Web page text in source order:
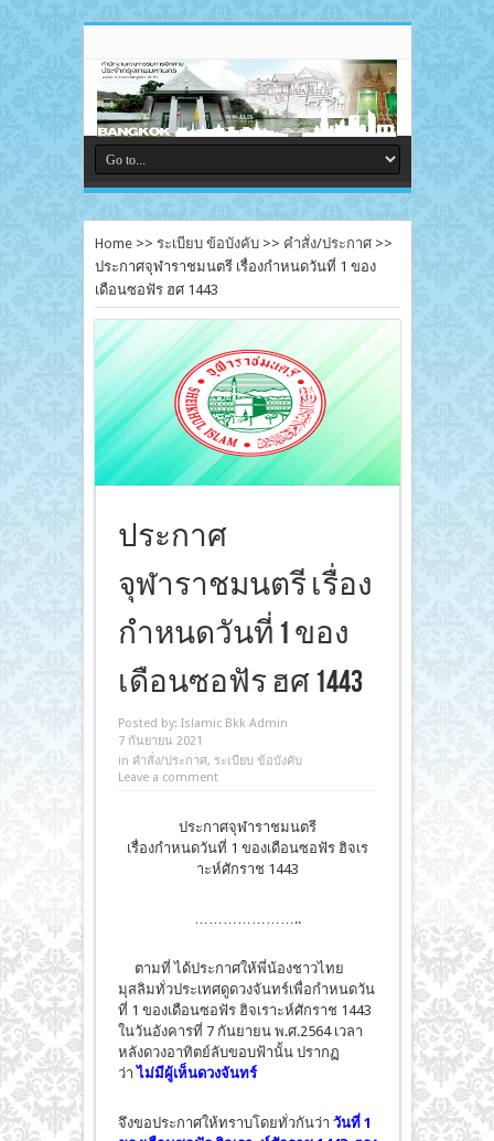
Home>> ระเบียบ ข้อบังคับ>> คำสั่ง/ประกาศ>>
ประกาศจุฬาราชมนตรี เรื่องกำหนดวันที่ 1 ของ
เดือนซอฟัร ฮศ 1443
ประกาศ
จุฬาราชมนตรี เรื่อง
กำหนดวันที่ 1 ของ
เดือนซอฟัร ฮศ 1443
Posted by: Islamic Bkk Admin
7 กันยายน 2021
in คำสั่ง/ประกาศ, ระเบียบ ข้อบังคับ
Leave a comment
ประกาศจุฬาราชมนตรี
เรื่องกำหนดวันที่ 1 ของเดือนซอฟัร ฮิจเร
าะห์ศักราช 1443
…………………..
ตามที่ ได้ประกาศให้พี่น้องชาวไทย
มุสลิมทั่วประเทศดูดวงจันทร์เพื่อกำหนดวัน
ที่ 1 ของเดือนซอฟัร ฮิจเราะห์ศักราช 1443
ในวันอังคารที่ 7 กันยายน พ.ศ.2564 เวลา
หลังดวงอาทิตย์ลับขอบฟ้านั้น ปรากฏ
ว่าไม่มีผู้เห็นดวงจันทร์
จึงขอประกาศให้ทราบโดยทั่วกันว่า วันที่ 1